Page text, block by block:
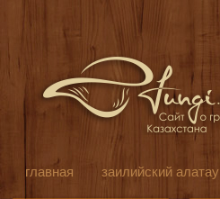
главная заилийский алатау